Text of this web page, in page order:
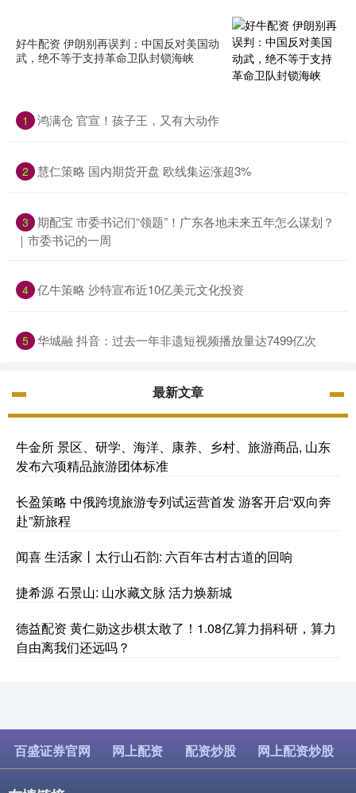
好牛配资 伊朗别再误判：中国反对美国动
武，绝不等于支持革命卫队封锁海峡
1 鸿满仓 官宣！孩子王，又有大动作
2 慧仁策略 国内期货开盘 欧线集运涨超3%
3 期配宝 市委书记们“领题”！广东各地未来五年怎么谋划？
｜市委书记的一周
4 亿牛策略 沙特宣布近10亿美元文化投资
5 华城融 抖音：过去一年非遗短视频播放量达7499亿次
最新文章
牛金所 景区、研学、海洋、康养、乡村、旅游商品, 山东
发布六项精品旅游团体标准
长盈策略 中俄跨境旅游专列试运营首发 游客开启“双向奔
赴”新旅程
闻喜 生活家丨太行山石韵: 六百年古村古道的回响
捷希源 石景山: 山水藏文脉 活力焕新城
德益配资 黄仁勋这步棋太敢了！1.08亿算力捐科研，算力
自由离我们还远吗？
百盛证券官网 网上配资 配资炒股 网上配资炒股